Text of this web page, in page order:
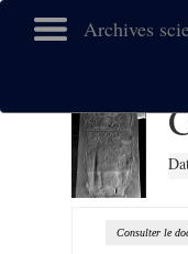
Archives
Consulter le